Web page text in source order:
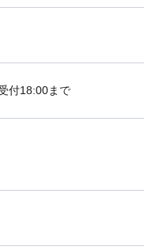
付18:00まで